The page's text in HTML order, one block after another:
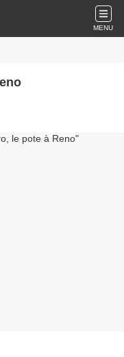
MENU